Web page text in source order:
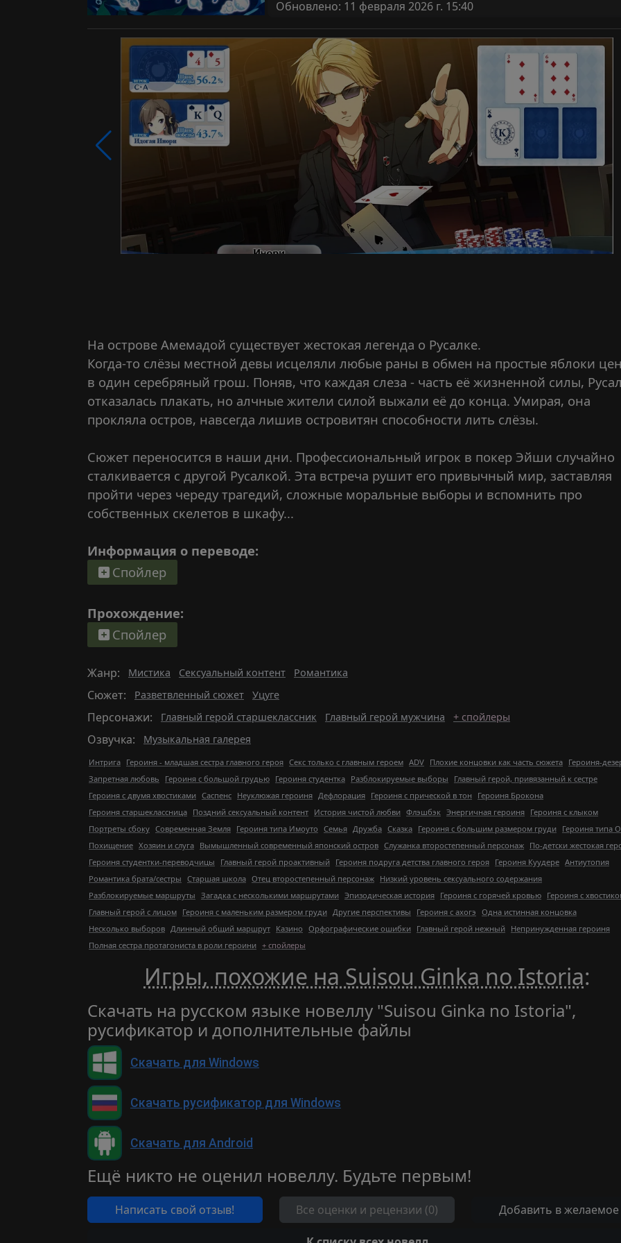
Обновлено: 11 февраля 2026 г. 15:40
На острове Амемадой существует жестокая легенда о Русалке.
Когда-то слёзы местной девы исцеляли любые раны в обмен на простые яблоки
в один серебряный грош. Поняв, что каждая слеза - часть её жизненной силы,
отказалась плакать, но алчные жители силой выжали её до конца. Умирая, она
прокляла остров, навсегда лишив островитян способности лить слёзы.
Сюжет переносится в наши дни. Профессиональный игрок в покер Эйши случайно
сталкивается с другой Русалкой. Эта встреча рушит его привычный мир, заставляя
пройти через череду трагедий, сложные моральные выборы и вспомнить про
собственных скелетов в шкафу...
Информация о переводе:
Спойлер
Прохождение:
Спойлер
Жанр: Мистика Сексуальный контент Романтика
Сюжет: Разветвленный сюжет Уцуге
Персонажи: Главный герой старшеклассник Главный герой мужчина + спойлеры
Озвучка: Музыкальная галерея
Интрига Героиня - младшая сестра главного героя Секс только с главным героем ADV Плохие концовки как часть сюжета Героиня-
Запретная любовь
Героиня с большой грудью Героиня студентка Разблокируемые выборы
Главный герой, привязанный к сестре
Героиня с двумя хвостиками Саспенс Неуклюжая героиня Дефлорация Героиня с прической в тон
Героиня Брокона
Героиня старшеклассница Поздний сексуальный контент История чистой любви Флэшбэк Энергичная героиня Героиня с клыком
Портреты сбоку Современная Земля Героиня типа Имоуто Семья Дружба Сказка Героиня с большим размером груди Героиня типа
Похищение Хозяин и слуга Вымышленный современный японский остров Служанка второстепенный персонаж По-детски жестокая
Героиня студентки-переводчицы
Главный герой проактивный Героиня подруга детства главного героя Героиня Куудере Антиутопия
Романтика брата/сестры Старшая школа Отец второстепенный персонаж Низкий уровень сексуального содержания
Разблокируемые маршруты Загадка с несколькими маршрутами Эпизодическая история Героиня с горячей кровью Героиня с
Главный герой с лицом Героиня с маленьким размером груди Другие перспективы Героиня с ахогэ Одна истинная концовка
Несколько выборов Длинный общий маршрут Казино Орфографические ошибки Главный герой нежный Непринужденная героиня
Полная сестра протагониста в роли героини + спойлеры
Игры, похожие на Suisou Ginka no Istoria:
Скачать на русском языке новеллу "Suisou Ginka no Istoria",
русификатор и дополнительные файлы
Скачать для Windows
Скачать русификатор для Windows
Скачать для Android
Ещё никто не оценил новеллу. Будьте первым!
Написать свой отзыв! Все оценки и рецензии (0) Добавить в желаемое